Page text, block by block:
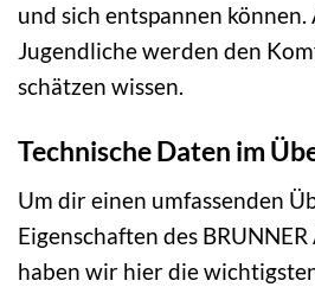
und sich entspannen
Jugendliche werden den
schätzen wissen.
Technische Daten im
Um dir einen umfassenden
Eigenschaften des
haben wir hier die